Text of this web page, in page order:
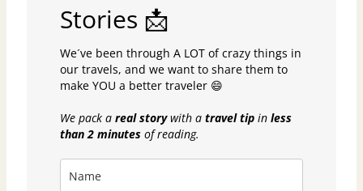
Stories 📩
We´ve been through A LOT of crazy things in
our travels, and we want to share them to
make YOU a better traveler 😄
We pack a real storywith a travel tip in less
than 2 minutes of reading.